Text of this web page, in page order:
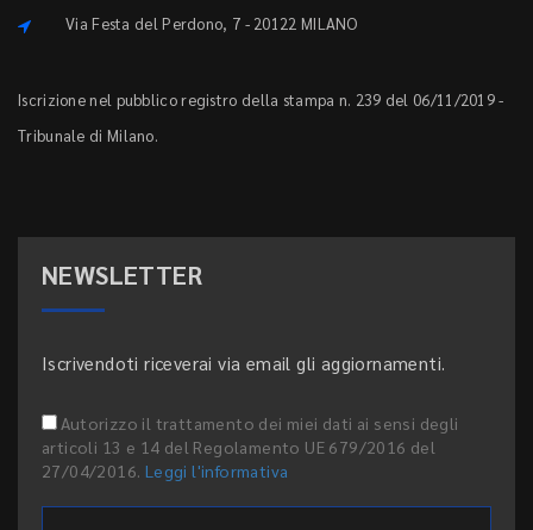
Via Festa del Perdono, 7 - 20122 MILANO
Iscrizione nel pubblico registro della stampa n. 239 del 06/11/2019 -
Tribunale di Milano.
NEWSLETTER
Iscrivendoti riceverai via email gli aggiornamenti.
Autorizzo il trattamento dei miei dati ai sensi degli
articoli 13 e 14 del Regolamento UE 679/2016 del
27/04/2016. Leggi l'informativa